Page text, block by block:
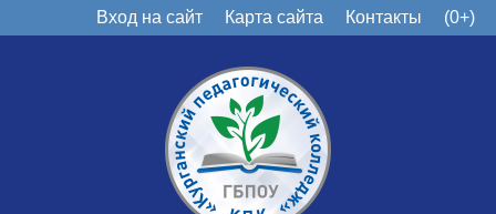
Вход на сайт Карта сайта Контакты (0+)